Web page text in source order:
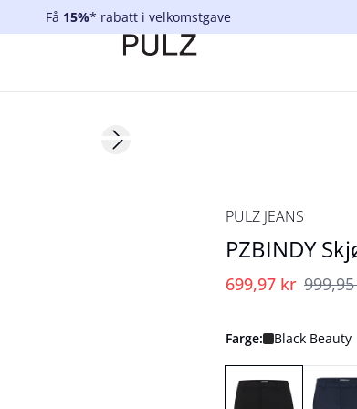
Få 15%* rabatt i velkomstgave
Next slide
PULZ JEANS
PZBINDY
699,97 kr
Farge: Black Beauty